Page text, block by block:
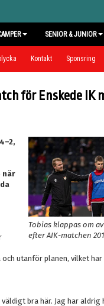
SENIOR & JUNIOR
Kontakt Sponsring
för Enskede IK
Tobias klappas om
efter AIK-matchen
när
utanför planen, vilket
bra här. Jag har